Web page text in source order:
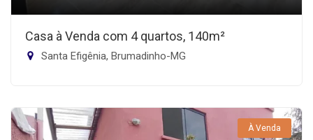
Casa à Venda com 4 quartos, 140m²
Santa Efigênia, Brumadinho-MG
À Venda